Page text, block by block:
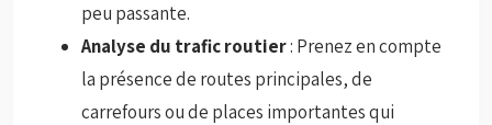
peu passante.
Analyse du trafic routier: Prenez en compte
la présence de routes principales, de
carrefours ou de places importantes qui